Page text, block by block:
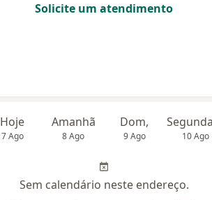
Solicite um atendimento
Hoje
7 Ago
Amanhã
8 Ago
Dom,
9 Ago 10 Ago
Sem calendário neste endereço.